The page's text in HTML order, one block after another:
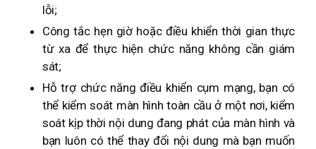
lỗi;
Công tắc hẹn giờ hoặc điều khiển thời gian thực
từ xa để thực hiện chức năng không cần giám
sát;
Hỗ trợ chức năng điều khiển cụm mạng, bạn có
thể kiểm soát màn hình toàn cầu ở một nơi, kiểm
soát kịp thời nội dung đang phát của màn hình và
bạn luôn có thể thay đổi nội dung mà bạn muốn